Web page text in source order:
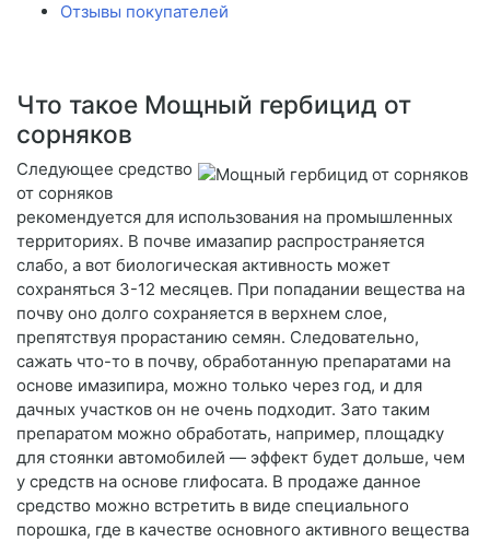
Отзывы покупателей
Что такое Мощный гербицид от
сорняков
Следующее средство
от сорняков
рекомендуется для использования на промышленных
территориях. В почве имазапир распространяется
слабо, а вот биологическая активность может
сохраняться 3-12 месяцев. При попадании вещества на
почву оно долго сохраняется в верхнем слое,
препятствуя прорастанию семян. Следовательно,
сажать что-то в почву, обработанную препаратами на
основе имазипира, можно только через год, и для
дачных участков он не очень подходит. Зато таким
препаратом можно обработать, например, площадку
для стоянки автомобилей — эффект будет дольше, чем
у средств на основе глифосата. В продаже данное
средство можно встретить в виде специального
порошка, где в качестве основного активного вещества